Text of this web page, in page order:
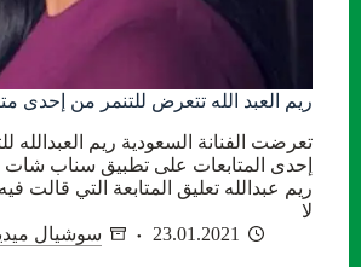
ريم العبد الله تتعرض للتنمر من إحدى
تعرضت الفنانة السعودية ريم العبدالله
إحدى المتابعات على تطبيق سناب
ريم عبدالله تعليق المتابعة التي قالت
لا
23.01.2021
سوشيال